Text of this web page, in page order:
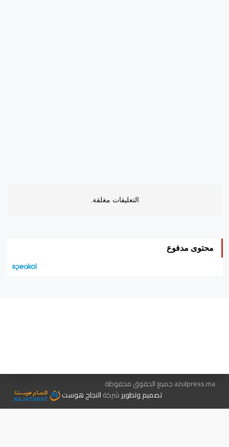
التعليقات مغلقة.
محتوى مدفوع
azulpress.ma جميع الحقوق محفوظة
تصميم وتطويرشركةالنجاح هوست